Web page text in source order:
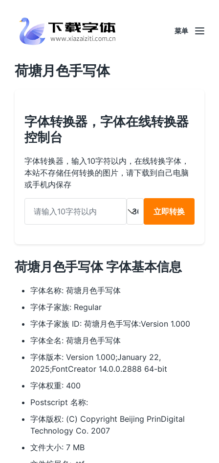
菜单
荷塘月色手写体
字体转换器，字体在线转换器
控制台
字体转换器，输入10字符以内，在线转换字体，
本站不存储任何转换的图片，请下载到自己电脑
或手机内保存
立即转换
荷塘月色手写体 字体基本信息
字体名称: 荷塘月色手写体
字体子家族: Regular
字体子家族 ID: 荷塘月色手写体:Version 1.000
字体全名: 荷塘月色手写体
字体版本: Version 1.000;January 22,
2025;FontCreator 14.0.0.2888 64-bit
字体权重: 400
Postscript 名称:
字体版权: (C) Copyright Beijing PrinDigital
Technology Co. 2007
文件大小: 7 MB